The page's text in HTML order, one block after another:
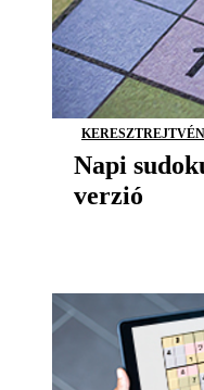
Napi
verzió